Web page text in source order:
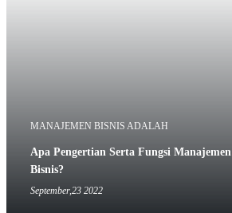
MANAJEMEN BISNIS ADALAH
Apa Pengertian Serta Fungsi Manajemen
Bisnis?
September,23 2022